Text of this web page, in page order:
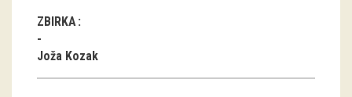
Razstavni projekti
Napovednik
Arhiv razstav
ZBIRKA
Joža Kozak